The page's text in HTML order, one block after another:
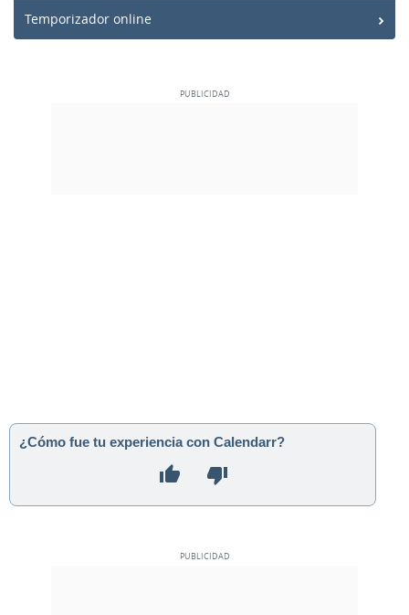
Temporizador online
¿Cómo fue tu experiencia con Calendarr?